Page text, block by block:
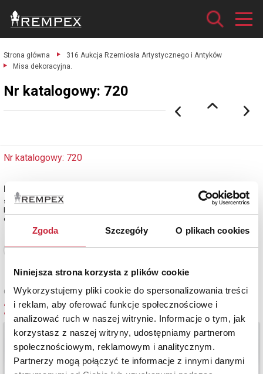
Zgoda Szczegóły O plikach cookies
Niniejsza strona korzysta z plików cookie
Wykorzystujemy pliki cookie do spersonalizowania treści
i reklam, aby oferować funkcje społecznościowe i
analizować ruch w naszej witrynie. Informacje o tym, jak
korzystasz z naszej witryny, udostępniamy partnerom
społecznościowym, reklamowym i analitycznym.
Partnerzy mogą połączyć te informacje z innymi danymi
Strona główna
316 Aukcja Rzemiosła Artystycznego i Antyków
Misa dekoracyjna.
Nr katalogowy: 720
Nr katalogowy: 720
srebro cechowane; wys. 5 cm; średnica 33,3 cm; waga 765 g.
Francja, 4 ćw. XIX w.
estymacja: 4 000 - 5 000 zł
Zobacz pełne informacje
Cena oferowana
3 600 zł